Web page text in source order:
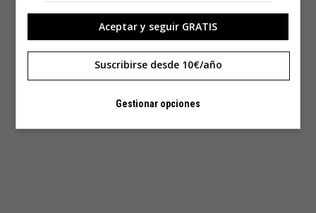
Aceptar y seguir GRATIS
Suscribirse desde 10€/año
Gestionar opciones